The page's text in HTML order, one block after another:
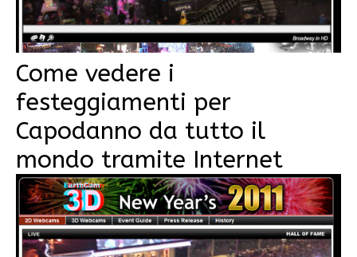
Come vedere i
festeggiamenti per
Capodanno da tutto il
mondo tramite Internet